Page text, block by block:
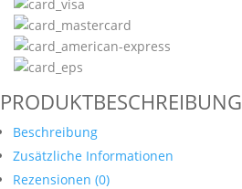
PRODUKTBESCHREIBUNG
Beschreibung
Zusätzliche Informationen
Rezensionen (0)